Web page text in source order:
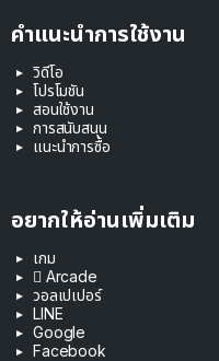
คำแนะนำการใช้งาน
วิดีโอ
โปรโมชัน
สอนใช้งาน
การสนับสนุน
แนะนำการซื้อ
อยากให้อ่านเพิ่มเติม
เกม
 Arcade
วอลเปเปอร์
LINE
Google
Facebook